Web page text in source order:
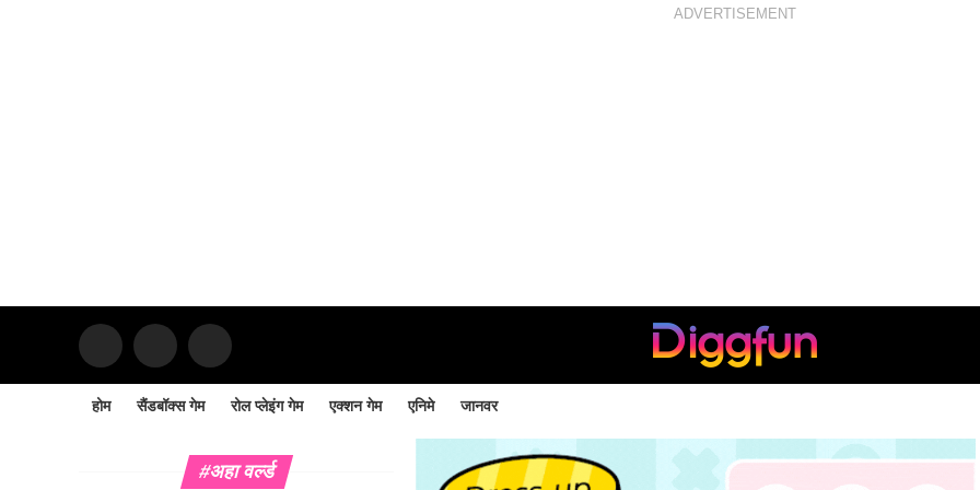
ADVERTISEMENT
होम सैंडबॉक्स गेम रोल प्लेइंग गेम एक्शन गेम एनिमे जानवर
#अहा वर्ल्ड